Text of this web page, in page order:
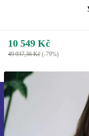
10 549 Kč
49 937,36 Kč (-79%)
ušetři
Už